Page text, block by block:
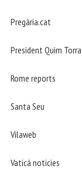
Pregària.cat
President Quim Torra
Rome reports
Santa Seu
Vilaweb
Vaticá noticies